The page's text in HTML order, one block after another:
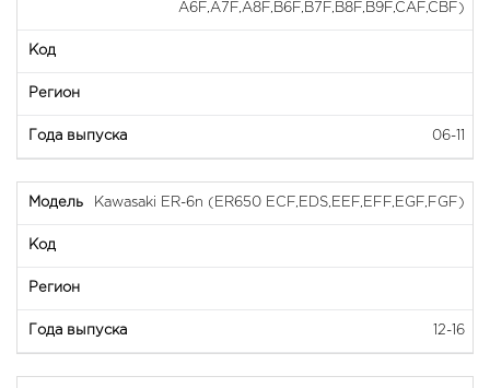
A6F,A7F,A8F,B6F,B7F,B8F,B9F,CAF,CBF)
06-11
Kawasaki ER-6n (ER650 ECF,EDS,EEF,EFF,EGF,FGF)
12-16